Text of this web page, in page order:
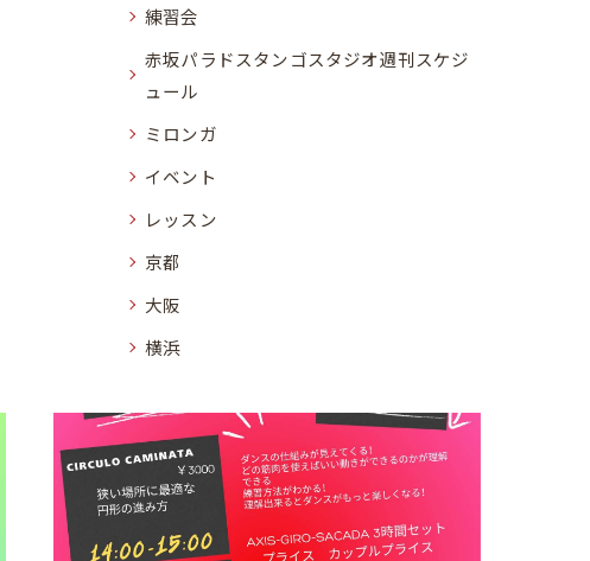
練習会
赤坂パラドスタンゴスタジオ週刊スケジ
ュール
ミロンガ
イベント
レッスン
京都
大阪
横浜